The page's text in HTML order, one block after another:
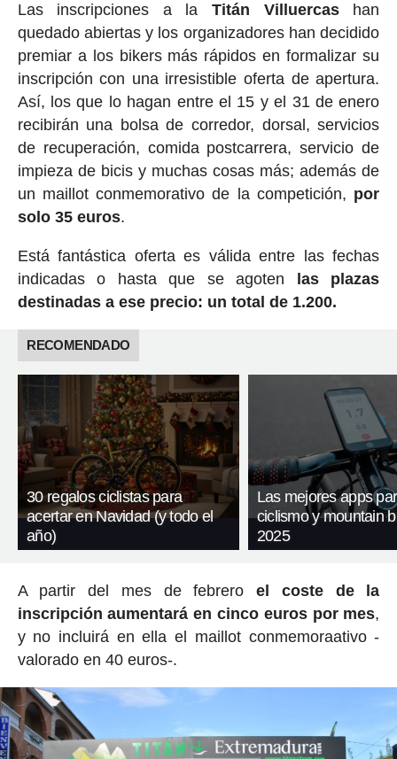
Las inscripciones a laTitán Villuercashan
quedado abiertas y los organizadores han decidido
premiar a los bikers más rápidos en formalizar su
inscripción con una irresistible oferta de apertura.
Así, los que lo hagan entre el 15 y el 31 de enero
recibirán una bolsa de corredor, dorsal, servicios
de recuperación, comida postcarrera, servicio de
impieza de bicis y muchas cosas más; además de
un maillot conmemorativo de la competición, por
solo 35 euros.
Está fantástica oferta es válida entre las fechas
indicadas o hasta que se agoten
las plazas
destinadas a ese precio: un total de 1.200.
RECOMENDADO
30 regalos ciclistas para
acertar en Navidad (y todo el
año)
Las mejores apps
ciclismo y mountain
2025
A partir del mes de febreroel coste de la
inscripción aumentará en cinco euros por mes,
y no incluirá en ella el maillot conmemoraativo -
valorado en 40 euros-.